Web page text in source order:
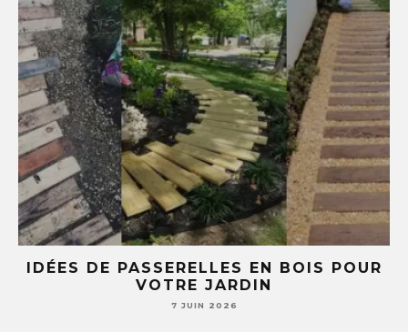
IDÉES DE PASSERELLES EN BOIS POUR
VOTRE JARDIN
7 JUIN 2026